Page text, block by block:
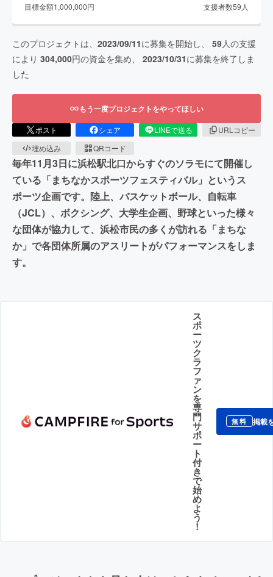
目標金額1,000,000円 支援者数59 人
このプロジェクトは、 2023/09/11に募集を開始し、 59人の支援
により 304,000円の資金を集め、 2023/10/31に募集を終了しま
した
もう一度プロジェクトをやってほしい
ポスト シェア LINEで送る
URLコピー
埋め込み
QRコード
毎年11月3日に浜松駅北口からすぐのソラモにて開催し
ている「まちなかスポーツフェスティバル」というス
ポーツ企画です。陸上、バスケットボール、自転車
（JCL）、ボクシング、大学生企画、野球といった様々
な団体が協力して、浜松市民の多くが訪れる「まちな
か」で各団体所属のアスリートがパフォーマンスをしま
す。
ス
ポ
ー
ツ
ク
ラ
フ
ァ
ン
を
専
門
サ
ポ
ー
ト
付
き
で
始
め
よ
う
！
無料 掲載